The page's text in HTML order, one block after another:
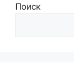
Поиск